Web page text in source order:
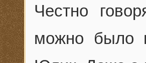
Честно
можно было